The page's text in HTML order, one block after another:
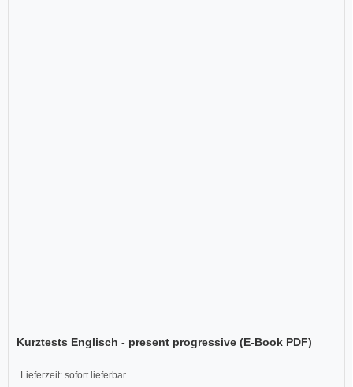
Kurztests Englisch - present progressive (E-Book PDF)
Lieferzeit: sofort lieferbar